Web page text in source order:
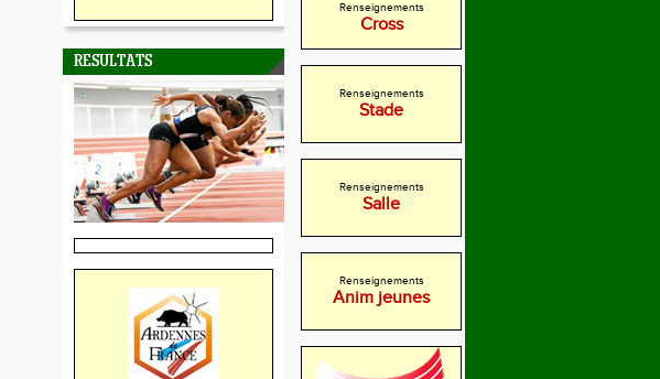
RESULTATS
Renseignements
Cross
Renseignements
Stade
Renseignements
Salle
Renseignements
Anim jeunes